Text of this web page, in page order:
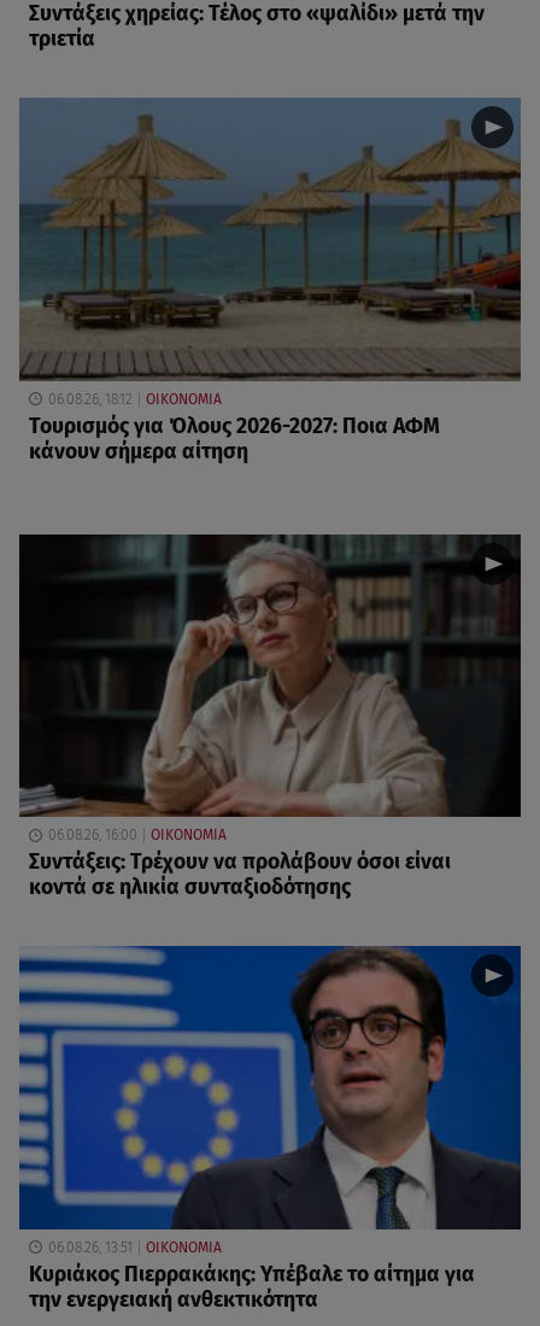
Συντάξεις χηρείας: Τέλος στο «ψαλίδι» μετά την
τριετία
06.08.26, 18:12 ΟΙΚΟΝΟΜΙΑ
Τουρισμός για Όλους 2026-2027: Ποια ΑΦΜ
κάνουν σήμερα αίτηση
06.08.26, 16:00 ΟΙΚΟΝΟΜΙΑ
Συντάξεις: Τρέχουν να προλάβουν όσοι είναι
κοντά σε ηλικία συνταξιοδότησης
06.08.26, 13:51 ΟΙΚΟΝΟΜΙΑ
Κυριάκος Πιερρακάκης: Υπέβαλε το αίτημα για
την ενεργειακή ανθεκτικότητα